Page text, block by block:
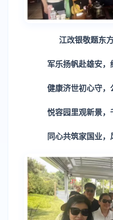
江改银敬题东
军乐扬帆赴雄安，
健康济世初心守，
悦容园里观新景，
同心共筑家国业，